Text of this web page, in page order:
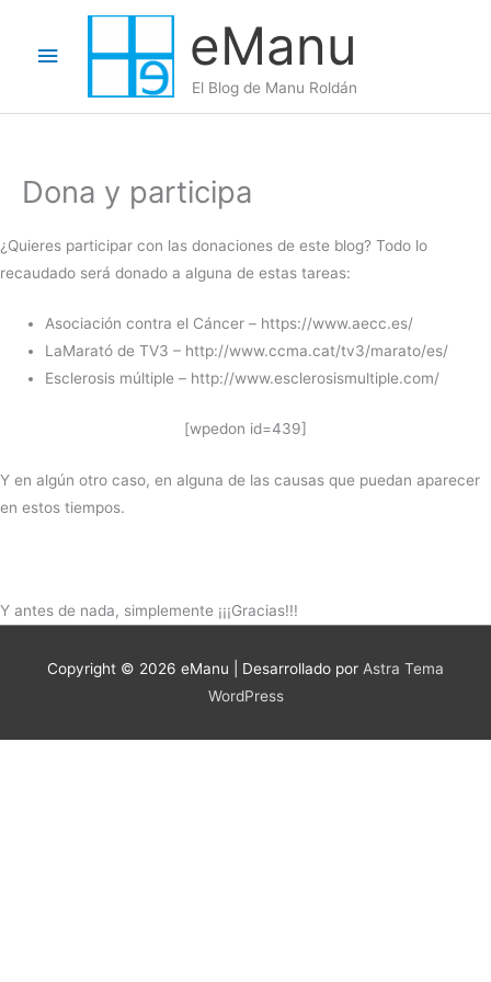
contenido
eManu
El Blog de Manu Roldán
Menú
principal
Dona y participa
¿Quieres participar con las donaciones de este blog? Todo lo
recaudado será donado a alguna de estas tareas:
Asociación contra el Cáncer – https://www.aecc.es/
LaMarató de TV3 – http://www.ccma.cat/tv3/marato/es/
Esclerosis múltiple – http://www.esclerosismultiple.com/
[wpedon id=439]
Y en algún otro caso, en alguna de las causas que puedan aparecer
en estos tiempos.
Y antes de nada, simplemente ¡¡¡Gracias!!!
Copyright © 2026 eManu | Desarrollado por Astra Tema
WordPress